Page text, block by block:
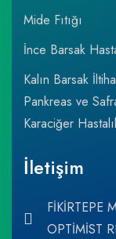
Mide Fıtığı
İnce Barsak
Kalın Barsak
Pankreas ve
Karaciğer
İletişim
FİKİRTEPE
OPTİMİST